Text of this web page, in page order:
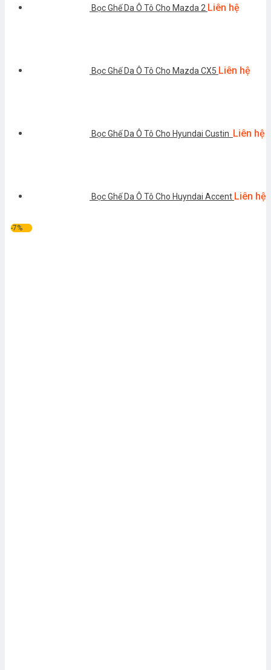
Bọc Ghế Da Ô Tô Cho Mazda 2 Liên hệ
Bọc Ghế Da Ô Tô Cho Mazda CX5 Liên hệ
Bọc Ghế Da Ô Tô Cho Hyundai Custin Liên hệ
Bọc Ghế Da Ô Tô Cho Huyndai Accent Liên hệ
-7%